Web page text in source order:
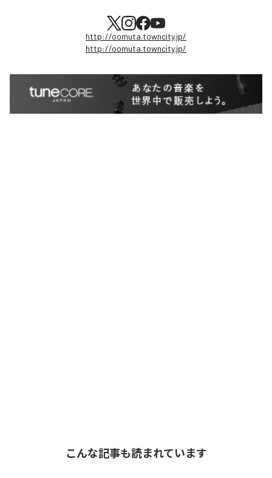
http://oomuta.towncity.jp/
http://oomuta.towncity.jp/
こんな記事も読まれています